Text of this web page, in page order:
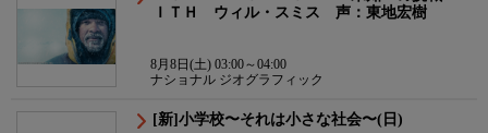
ＩＴＨ ウィル・スミス 声：東地宏樹
8月8日(土) 03:00～04:00
ナショナル ジオグラフィック
[新]小学校〜それは小さな社会〜(日)